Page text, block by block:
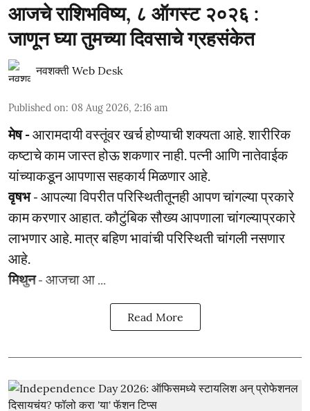
आजचे राशिभविष्य, ८ ऑगस्ट २०२६ :
जाणून घ्या तुमच्या दिवसाचे ग्रहसंकेत
नवशक्ती Web Desk
Published on: 08 Aug 2026, 2:16 am
मेष -आरामदायी वस्तूंवर खर्च होण्याची शक्यता आहे. शारीरिक
कष्टाचे काम जास्त होऊ शकणार नाही. पत्नी आणि नातेवाईक
यांच्याकडून आपणास सहकार्य मिळणार आहे.
वृषभ- आपल्या विपरीत परिस्थितीतूनही आपण चांगल्या प्रकारे
काम करणार आहात. कौटुंबिक सौख्य आपणाला चांगल्याप्रकारे
लाभणार आहे. मात्र बहिण भावांची परिस्थिती चांगली नसणार
आहे.
मिथुन- आजचा आ ...
Read More